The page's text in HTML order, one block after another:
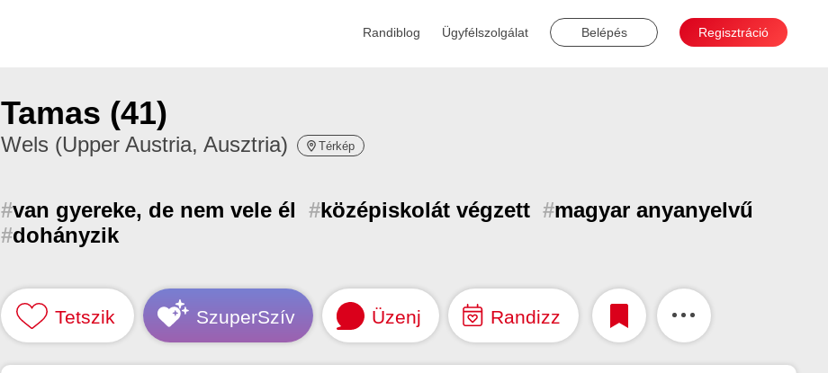
Randiblog Ügyfélszolgálat Belépés Regisztráció
Tamas (41)
Wels (Upper Austria, Ausztria) Térkép
#van gyereke, de nem vele él középiskolát végzett # magyar anyanyelvű
#dohányzik
Tetszik SzuperSzív Üzenj Randizz